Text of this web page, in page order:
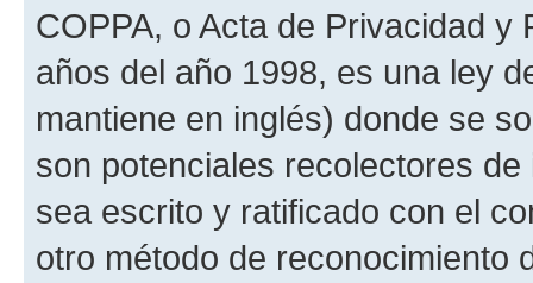
COPPA, o Acta de Privacidad
años del año 1998, es una ley
mantiene en inglés) donde se
son potenciales recolectores
sea escrito y ratificado con el
otro método de reconocimiento